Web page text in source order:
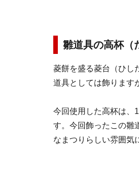
雛道具の高杯（
菱餅を盛る菱台（ひし
道具としては飾ります
今回使用した高杯は、
す。今回飾ったこの雛
なまつりらしい雰囲気